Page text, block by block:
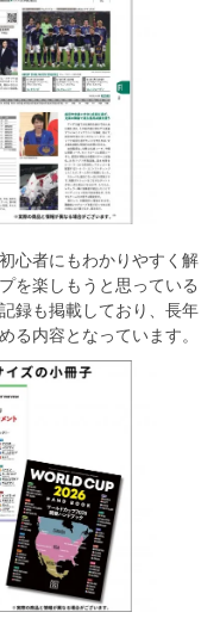
心者にもわかりやすく解
を楽しもうと思っている
録も掲載しており、長年
る内容となっています。